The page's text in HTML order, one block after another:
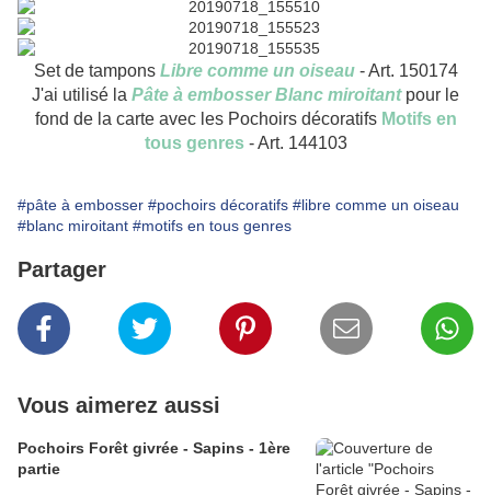
Set de tampons Libre comme un oiseau- Art. 150174
J'ai utilisé la Pâte à embosser Blanc miroitantpour le
fond de la carte avec les Pochoirs décoratifs Motifs en
tous genres - Art. 144103
#pâte à embosser #pochoirs décoratifs #libre comme un oiseau
#blanc miroitant #motifs en tous genres
Partager
Vous aimerez aussi
Pochoirs Forêt givrée - Sapins - 1ère
partie